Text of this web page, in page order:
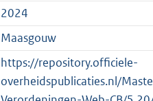
2024
Maasgouw
https://repository.officiele-
overheidspublicaties.nl/